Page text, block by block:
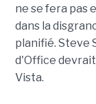
ne se fera pas
dans la
planifié. Steve
d'Office
Vista.